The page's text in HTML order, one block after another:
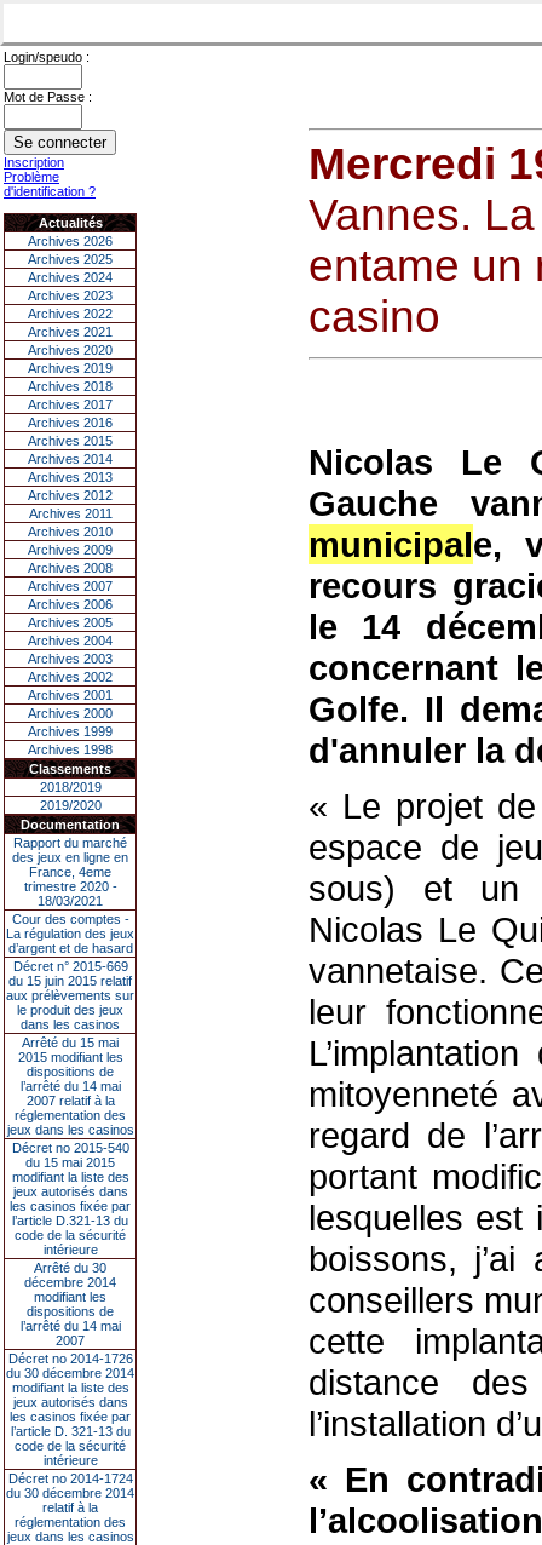
Login/speudo :
Mot de Passe :
Inscription
Problème
d'identification ?
Actualités
Archives 2026
Archives 2025
Archives 2024
Archives 2023
Archives 2022
Archives 2021
Archives 2020
Archives 2019
Archives 2018
Archives 2017
Archives 2016
Archives 2015
Archives 2014
Archives 2013
Archives 2012
Archives 2011
Archives 2010
Archives 2009
Archives 2008
Archives 2007
Archives 2006
Archives 2005
Archives 2004
Archives 2003
Archives 2002
Archives 2001
Archives 2000
Archives 1999
Archives 1998
Classements
2018/2019
2019/2020
Documentation
Rapport du marché
des jeux en ligne en
France, 4eme
trimestre 2020 -
18/03/2021
Cour des comptes -
La régulation des jeux
d’argent et de hasard
Décret n° 2015-669
du 15 juin 2015 relatif
aux prélèvements sur
le produit des jeux
dans les casinos
Arrêté du 15 mai
2015 modifiant les
dispositions de
l’arrêté du 14 mai
2007 relatif à la
réglementation des
jeux dans les casinos
Décret no 2015-540
du 15 mai 2015
modifiant la liste des
jeux autorisés dans
les casinos fixée par
l’article D.321-13 du
code de la sécurité
intérieure
Arrêté du 30
décembre 2014
modifiant les
dispositions de
l’arrêté du 14 mai
2007
Décret no 2014-1726
du 30 décembre 2014
modifiant la liste des
jeux autorisés dans
les casinos fixée par
l’article D. 321-13 du
code de la sécurité
intérieure
Décret no 2014-1724
du 30 décembre 2014
relatif à la
réglementation des
jeux dans les casinos
Mercredi
Vannes.
entame un
casino
Nicolas Le
Gauche
municipale,
recours
le 14
concernant
Golfe. Il
d'annuler la
« Le projet
espace de
sous) et un
Nicolas Le
vannetaise.
leur
mitoyenneté
regard de
portant
lesquelles est
boissons,
conseillers
cette
distance
l’installation
« En